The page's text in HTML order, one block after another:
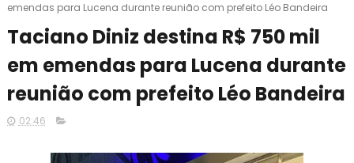
emendas para Lucena durante reunião com prefeito Léo Bandeira
Taciano Diniz destina R$ 750 mil
em emendas para Lucena durante
reunião com prefeito Léo Bandeira
02:46